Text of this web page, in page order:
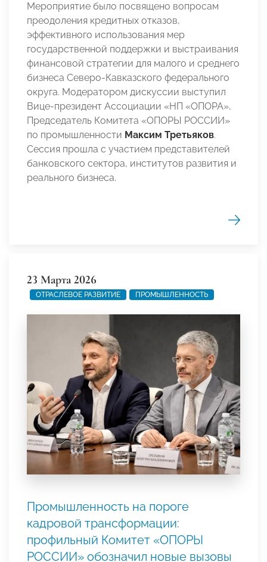
Мероприятие было посвящено вопросам
преодоления кредитных отказов,
эффективного использования мер
государственной поддержки и выстраивания
финансовой стратегии для малого и среднего
бизнеса Северо-Кавказского федерального
округа. Модератором дискуссии выступил
Вице-президент Ассоциации «НП «ОПОРА»,
Председатель Комитета «ОПОРЫ РОССИИ»
по промышленности Максим Третьяков.
Сессия прошла с участием представителей
банковского сектора, институтов развития и
реального бизнеса.
23 Марта 2026
ОТРАСЛЕВОЕ РАЗВИТИЕ ПРОМЫШЛЕННОСТЬ
Промышленность на пороге
кадровой трансформации:
профильный Комитет «ОПОРЫ
РОССИИ» обозначил новые вызовы